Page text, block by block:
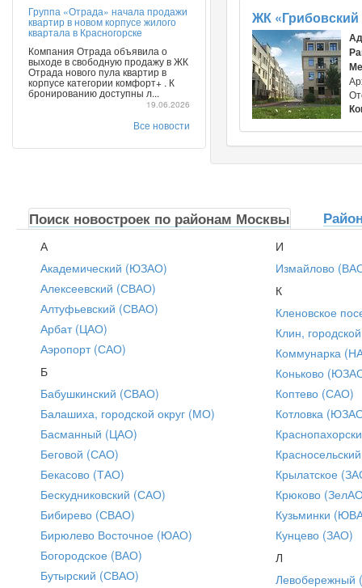
Группа «Отрада» начала продажи
квартир в новом корпусе жилого
квартала в Красногорске
Компания Отрада объявила о
выходе в свободную продажу в ЖК
Отрада нового пула квартир в
корпусе категории комфорт+ . К
бронированию доступны л...
19.06.2026
Все новости
ЖК «Грибовский
Поиск новостроек по районам Москвы
А
Академический (ЮЗАО)
Алексеевский (СВАО)
Алтуфьевский (СВАО)
Арбат (ЦАО)
Аэропорт (САО)
Б
Бабушкинский (СВАО)
Балашиха, городской округ (МО)
Басманный (ЦАО)
Беговой (САО)
Бекасово (ТАО)
Бескудниковский (САО)
Бибирево (СВАО)
Бирюлево Восточное (ЮАО)
Богородское (ВАО)
Бутырский (СВАО)
И
Измайлово
К
Кленовское
Клин,
Коммунарка
Коньково
Коптево (САО)
Котловка
Крылатское
Крюково
Кузьминки
Кунцево (ЗАО)
Л